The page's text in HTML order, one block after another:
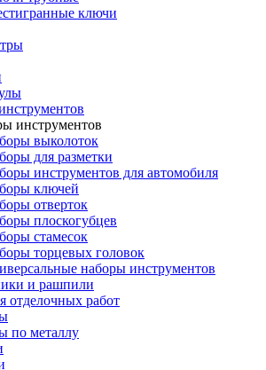
ключи
инструментов
выколоток
для разметки
инструментов для автомобиля
ключей
отверток
плоскогубцев
стамесок
торцевых головок
наборы инструментов
и рашпили
отделочных работ
по металлу